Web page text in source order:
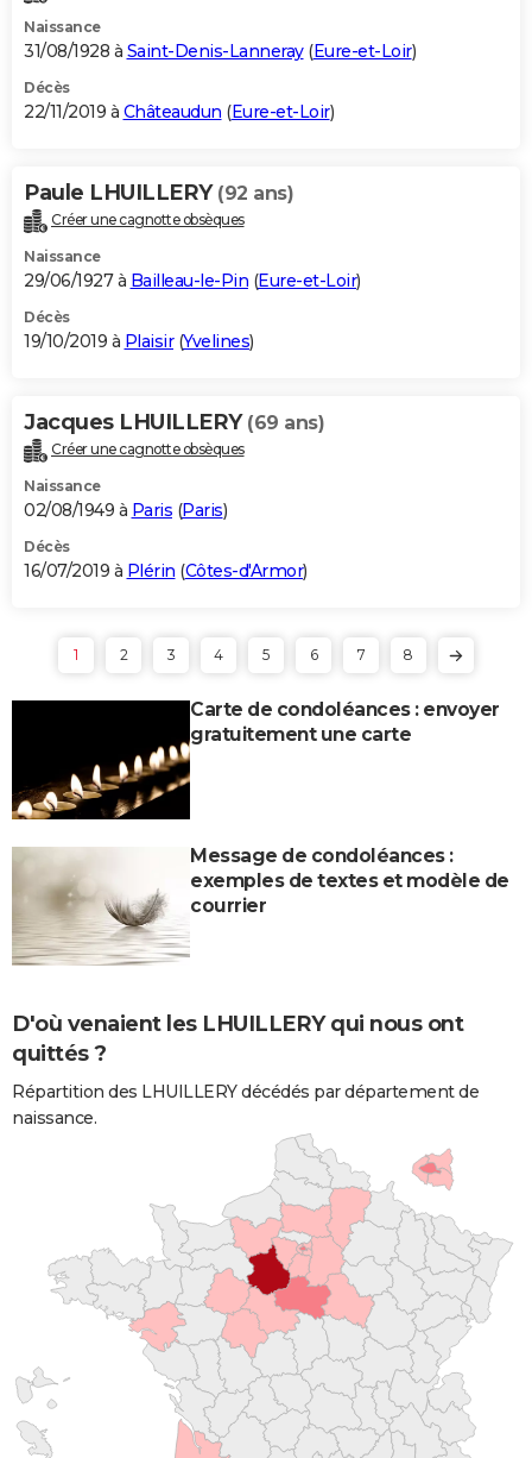
Naissance
31/08/1928 à Saint-Denis-Lanneray(Eure-et-Loir)
Décès
22/11/2019 à Châteaudun (Eure-et-Loir)
Paule LHUILLERY (92 ans)
Créer une cagnotte obsèques
Naissance
29/06/1927 à Bailleau-le-Pin (Eure-et-Loir)
Décès
19/10/2019 à Plaisir(Yvelines)
Jacques LHUILLERY (69 ans)
Créer une cagnotte obsèques
Naissance
02/08/1949 à Paris (Paris)
Décès
16/07/2019 à Plérin (Côtes-d'Armor)
1 2 3 4 5 6 7 8
Carte de condoléances : envoyer
gratuitement une carte
Message de condoléances :
exemples de textes et modèle de
courrier
D'où venaient les LHUILLERY qui nous ont
quittés ?
Répartition des LHUILLERY décédés par département de
naissance.